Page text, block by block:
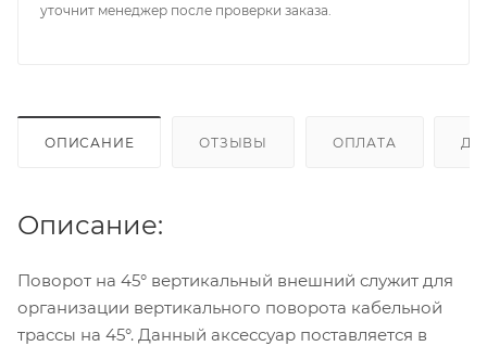
уточнит менеджер после проверки заказа.
ОПИСАНИЕ ОТЗЫВЫ ОПЛАТА
Описание:
Поворот на 45° вертикальный внешний служит для
организации вертикального поворота кабельной
трассы на 45°. Данный аксессуар поставляется в